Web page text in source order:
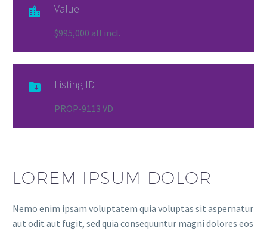
 Value
$995,000 all incl.
 Listing ID
PROP-9113 VD
LOREM IPSUM DOLOR
Nemo enim ipsam voluptatem quia voluptas sit aspernatur
aut odit aut fugit, sed quia consequuntur magni dolores eos